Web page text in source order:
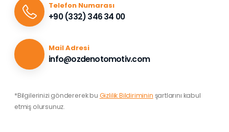
Telefon Numarası
+90 (332) 346 34 00
Mail Adresi
info@ozdenotomotiv.com
*Bilgilerinizi göndererek bu Gizlilik Bildiriminin şartlarını kabul
etmiş olursunuz.